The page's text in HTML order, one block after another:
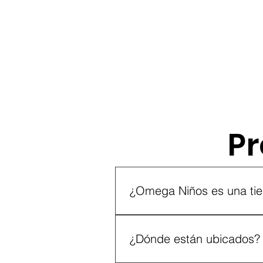
Preguntas
¿Omega Niños es una
las 7 Provincias de Costa
omeganinos.com,
¿Dónde están ubicados?